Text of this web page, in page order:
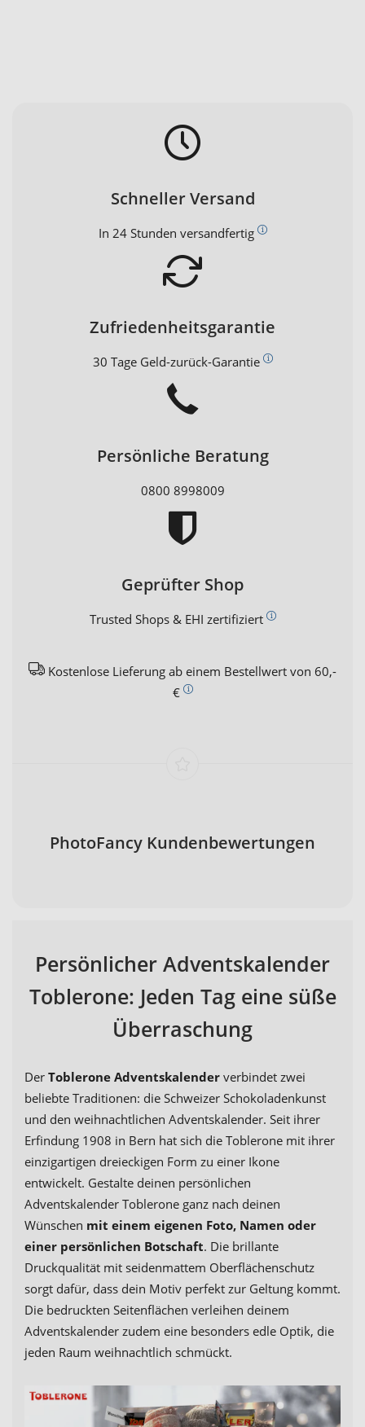
Schneller Versand
In 24 Stunden versandfertig
Zufriedenheitsgarantie
30 Tage Geld-zurück-Garantie
Persönliche Beratung
0800 8998009
Geprüfter Shop
Trusted Shops & EHI zertifiziert
Kostenlose Lieferung ab einem Bestellwert von 60,-
€
PhotoFancy Kundenbewertungen
Persönlicher Adventskalender
Toblerone: Jeden Tag eine süße
Überraschung
Der Toblerone Adventskalender verbindet zwei
beliebte Traditionen: die Schweizer Schokoladenkunst
und den weihnachtlichen Adventskalender. Seit ihrer
Erfindung 1908 in Bern hat sich die Toblerone mit ihrer
einzigartigen dreieckigen Form zu einer Ikone
entwickelt. Gestalte deinen persönlichen
Adventskalender Toblerone ganz nach deinen
Wünschen mit einem eigenen Foto, Namen oder
einer persönlichen Botschaft. Die brillante
Druckqualität mit seidenmattem Oberflächenschutz
sorgt dafür, dass dein Motiv perfekt zur Geltung kommt.
Die bedruckten Seitenflächen verleihen deinem
Adventskalender zudem eine besonders edle Optik, die
jeden Raum weihnachtlich schmückt.